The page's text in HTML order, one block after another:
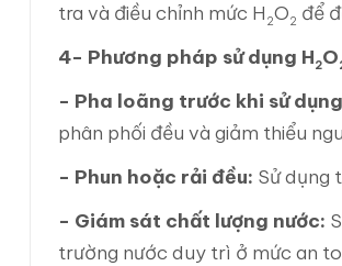
tra và điều chỉnh mức H 2O2 để
4- Phương pháp sử dụng H2O
- Pha loãng trước khi sử
phân phối đều và giảm thiểu
- Phun hoặc rải đều: Sử dụng
- Giám sát chất lượng nước:
trường nước duy trì ở mức an